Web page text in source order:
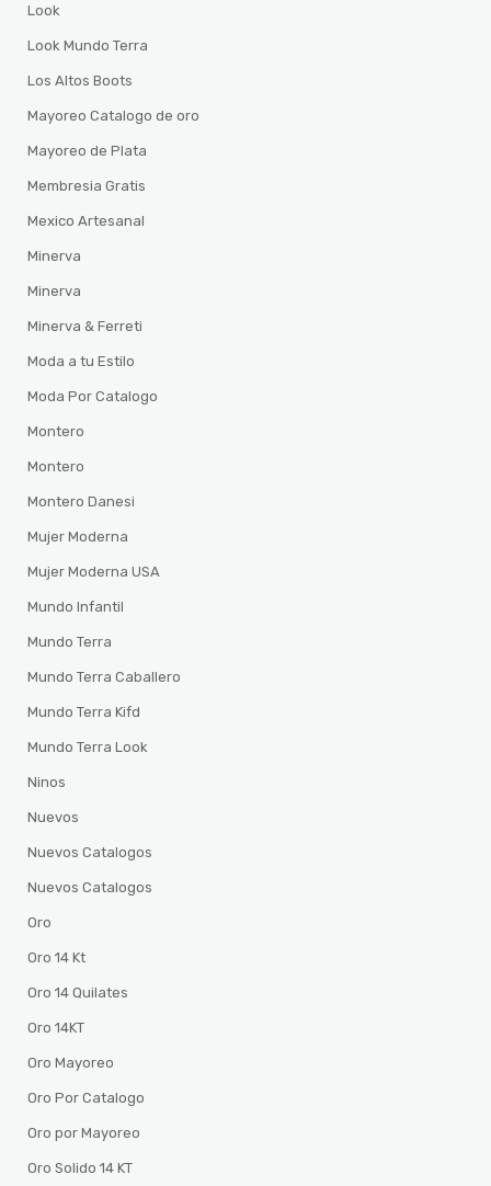
Look
Look Mundo Terra
Los Altos Boots
Mayoreo Catalogo de oro
Mayoreo de Plata
Membresia Gratis
Mexico Artesanal
Minerva
Minerva
Minerva & Ferreti
Moda a tu Estilo
Moda Por Catalogo
Montero
Montero
Montero Danesi
Mujer Moderna
Mujer Moderna USA
Mundo Infantil
Mundo Terra
Mundo Terra Caballero
Mundo Terra Kifd
Mundo Terra Look
Ninos
Nuevos
Nuevos Catalogos
Nuevos Catalogos
Oro
Oro 14 Kt
Oro 14 Quilates
Oro 14KT
Oro Mayoreo
Oro Por Catalogo
Oro por Mayoreo
Oro Solido 14 KT